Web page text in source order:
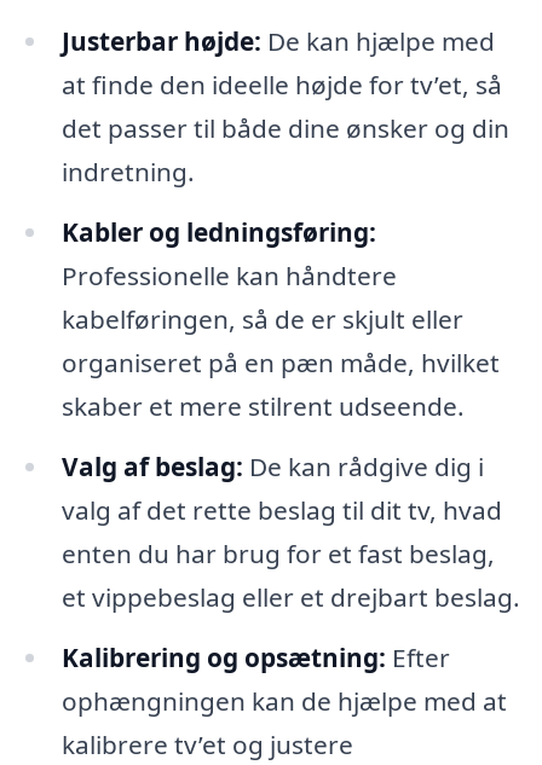
Justerbar højde: De kan hjælpe med
at finde den ideelle højde for tv’et, så
det passer til både dine ønsker og din
indretning.
Kabler og ledningsføring:
Professionelle kan håndtere
kabelføringen, så de er skjult eller
organiseret på en pæn måde, hvilket
skaber et mere stilrent udseende.
Valg af beslag: De kan rådgive dig i
valg af det rette beslag til dit tv, hvad
enten du har brug for et fast beslag,
et vippebeslag eller et drejbart beslag.
Kalibrering og opsætning: Efter
ophængningen kan de hjælpe med at
kalibrere tv’et og justere